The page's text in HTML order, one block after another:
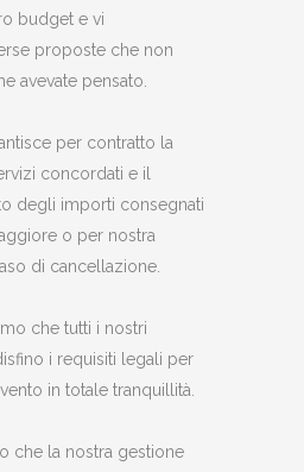
budget e vi
proposte che non
avevate pensato.
per contratto la
concordati e il
degli importi consegnati
o per nostra
di cancellazione.
che tutti i nostri
i requisiti legali per
in totale tranquillità.
che la nostra gestione